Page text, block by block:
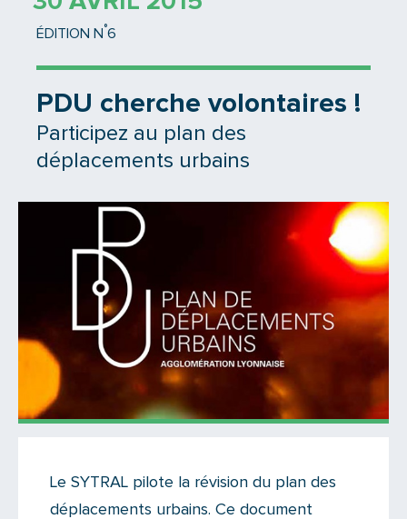
ÉDITION N °6
PDU cherche volontaires !
Participez au plan des
déplacements urbains
Il y a 6 commentaires sur cet article
Le SYTRAL pilote la révision du plan des
déplacements urbains. Ce document